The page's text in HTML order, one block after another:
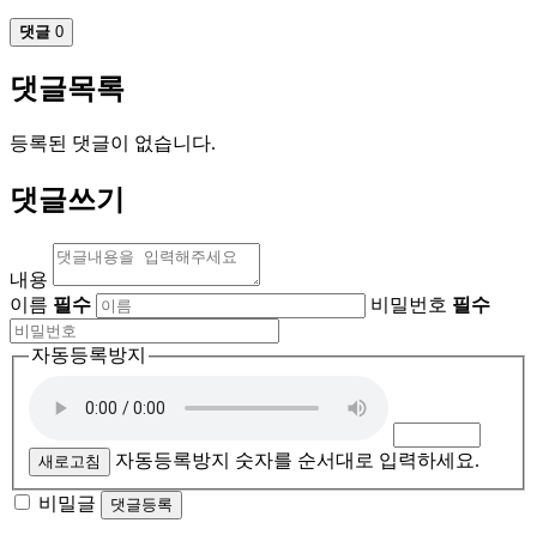
댓글 0
댓글목록
등록된 댓글이 없습니다.
댓글쓰기
내용
이름 필수 비밀번호 필수
자동등록방지
새로고침 자동등록방지 숫자를 순서대로 입력하세요.
비밀글 댓글등록